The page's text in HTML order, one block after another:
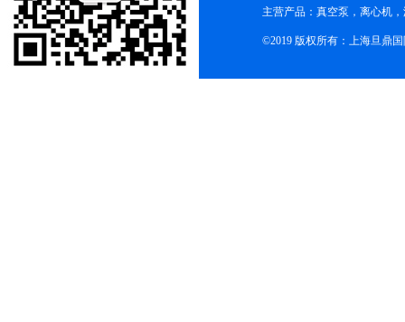
主营产品：真空泵，离心机
©2019 版权所有：上海旦鼎